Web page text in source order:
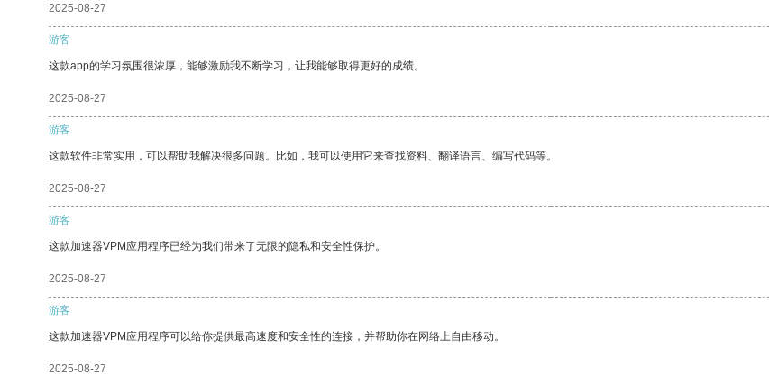
2025-08-27
游客
这款app的学习氛围很浓厚，能够激励我不断学习，让我能够取得更好的成绩。
2025-08-27
游客
这款软件非常实用，可以帮助我解决很多问题。比如，我可以使用它来查找资料、翻译语言、编写代码等。
2025-08-27
游客
这款加速器VPM应用程序已经为我们带来了无限的隐私和安全性保护。
2025-08-27
游客
这款加速器VPM应用程序可以给你提供最高速度和安全性的连接，并帮助你在网络上自由移动。
2025-08-27